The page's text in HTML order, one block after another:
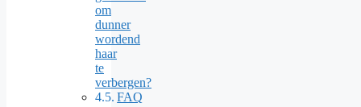
om
dunner
wordend
haar
te
verbergen?
FAQ